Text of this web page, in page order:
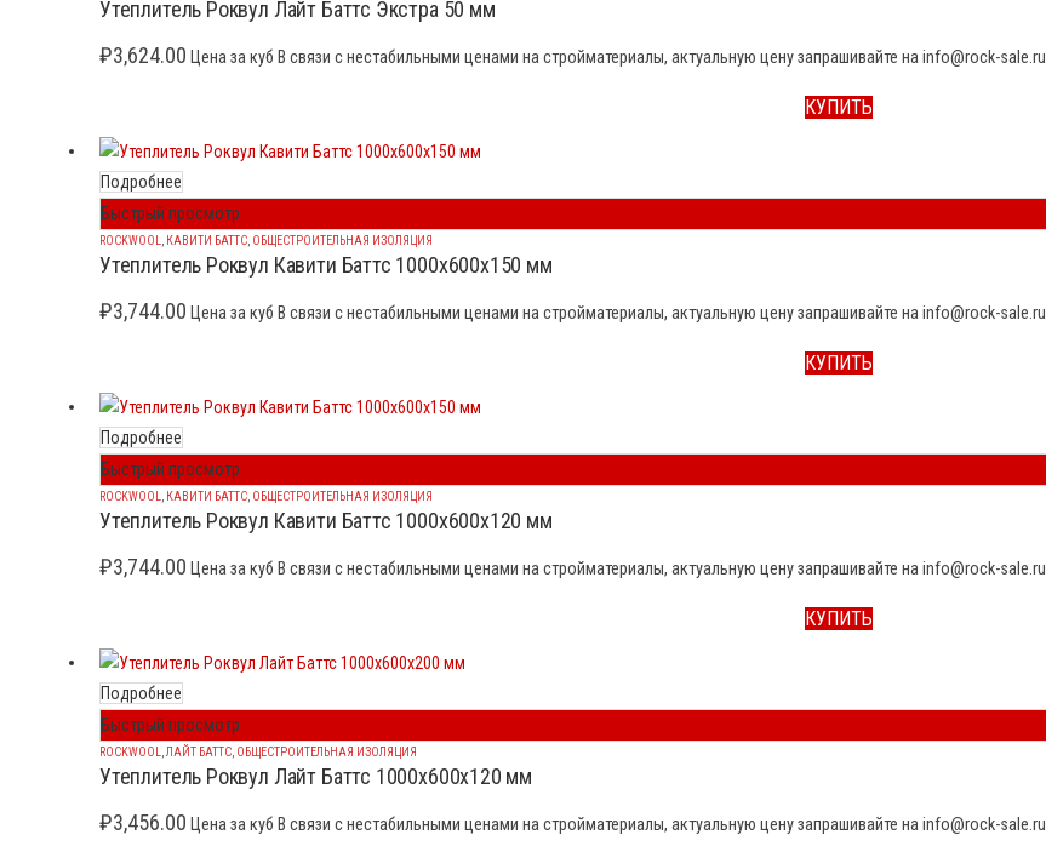
Утеплитель Роквул Лайт Баттс Экстра 50 мм
₽3,624.00 Цена за куб В связи с нестабильными ценами на стройматериалы, актуальную цену запрашивайте на info@rock-sale.ru
КУПИТЬ
Подробнее
Быстрый просмотр
ROCKWOOL КАВИТИ БАТТС ОБЩЕСТРОИТЕЛЬНАЯ ИЗОЛЯЦИЯ
Утеплитель Роквул Кавити Баттс 1000x600x150 мм
₽3,744.00 Цена за куб В связи с нестабильными ценами на стройматериалы, актуальную цену запрашивайте на info@rock-sale.ru
КУПИТЬ
Подробнее
Быстрый просмотр
ROCKWOOL КАВИТИ БАТТС ОБЩЕСТРОИТЕЛЬНАЯ ИЗОЛЯЦИЯ
Утеплитель Роквул Кавити Баттс 1000x600x120 мм
₽3,744.00 Цена за куб В связи с нестабильными ценами на стройматериалы, актуальную цену запрашивайте на info@rock-sale.ru
КУПИТЬ
Подробнее
Быстрый просмотр
ROCKWOOL ЛАЙТ БАТТС ОБЩЕСТРОИТЕЛЬНАЯ ИЗОЛЯЦИЯ
Утеплитель Роквул Лайт Баттс 1000x600x120 мм
₽3,456.00 Цена за куб В связи с нестабильными ценами на стройматериалы, актуальную цену запрашивайте на info@rock-sale.ru